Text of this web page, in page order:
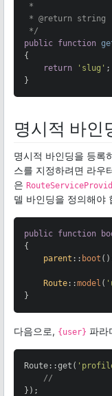
*
* @return string
*/
public function
{
return
'slug' ;
}
명시적 바인
명시적 바인딩을 등록
스를 지정하려면 라우
은
델 바인딩을 정의해야
public function
{
parent :: boot
Route ::model (
}
다음으로, {user} 파라
Route::get(
//
});